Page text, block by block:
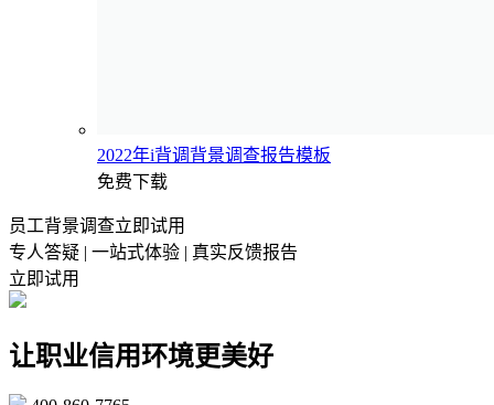
2022年i背调背景调查报告模板
免费下载
员工背景调查立即试用
专人答疑 | 一站式体验 | 真实反馈报告
立即试用
让职业信用环境更美好